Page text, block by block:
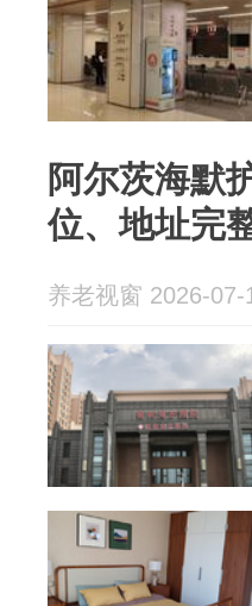
阿尔茨海默
位、地址完
养老视窗 2026-07-